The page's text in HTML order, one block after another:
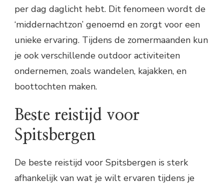
per dag daglicht hebt. Dit fenomeen wordt de
‘middernachtzon’ genoemd en zorgt voor een
unieke ervaring. Tijdens de zomermaanden kun
je ook verschillende outdoor activiteiten
ondernemen, zoals wandelen, kajakken, en
boottochten maken.
Beste reistijd voor
Spitsbergen
De beste reistijd voor Spitsbergen is sterk
afhankelijk van wat je wilt ervaren tijdens je